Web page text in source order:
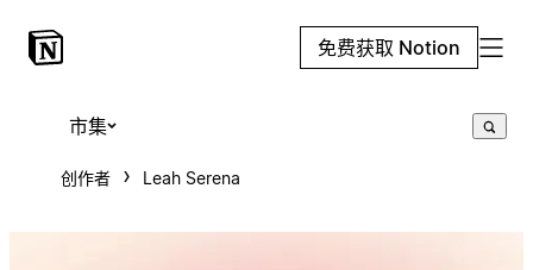
免费获取 Notion
市集
创作者 Leah Serena